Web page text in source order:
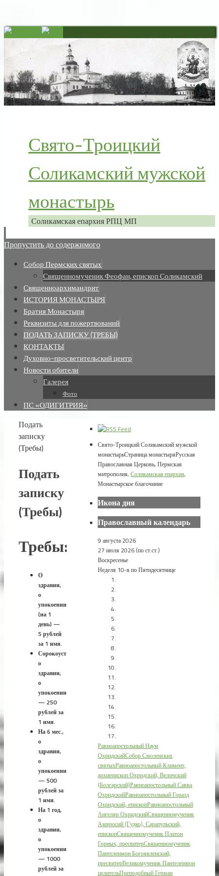
Свято-Троицкий
Соликамский мужской
монастырь
Соликамская епархия РПЦ МП
Пропустить до содержимого
Собор Пермских святых
Священномученик Феофан, епископ Соликамский
Священноархимандрит
ИСТОРИЯ МОНАСТЫРЯ
Братия Монастыря
Реквизиты для пожертвований
ПОДАТЬ ЗАПИСКУ (ТРЕБЫ)
КОНТАКТЫ
Духовно-просветительский центр
Новости обители
Галерея
Фото
ПС «ОДИГИТРИЯ»
Подать
записку
(Требы)
Подать
записку
(Требы)
Требы:
О
здравии,
о
упокоении
(на 1
день) —
5 рублей
за 1 имя.
Сорокоуст
о
здравии,
о
упокоении
— 250
рублей за
1 имя.
На 6 мес.,
о
здравии,
о
упокоении
— 500
рублей за
1 имя.
На 1 год,
о
здравии,
о
упокоении
— 1000
рублей за
Свято-Троицкий Соликамский мужской
монастырьСтраница монастыряРусская
Православная Церковь, Пермская
митрополия, Соликамская епархия,
Монастырское благочиние
Икона дня
Православный календарь
9 августа 2026
27 июля 2026 (по ст.ст.)
Воскресенье
Неделя 10-я по Пятидесятнице
Равноапостольный Наум
ОхридскийСобор Смоленских
святыхРавноапостольный Климент,
архиепископ Охридский, Величский
(Болгарский)Равноапостольный Савва
ОхридскийРавноапостольный Горазд
Охридский, епископРавноапостольный
Ангеляр ОхридскийСвященномученик
Амвросий (Гудко), Сарапульский,
епископСвященномученик Платон
Горных, пресвитерСвященномученик
Пантелеимон Богоявленский,
пресвитерВеликомученик Пантелеимон
целительПреподобный Герман